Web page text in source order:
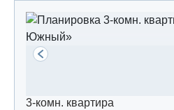
3-комн. квартира